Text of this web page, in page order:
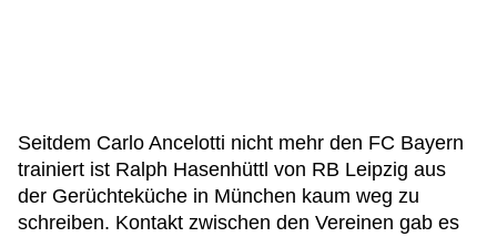
Seitdem Carlo Ancelotti nicht mehr den FC Bayern
trainiert ist Ralph Hasenhüttl von RB Leipzig aus
der Gerüchteküche in München kaum weg zu
schreiben. Kontakt zwischen den Vereinen gab es